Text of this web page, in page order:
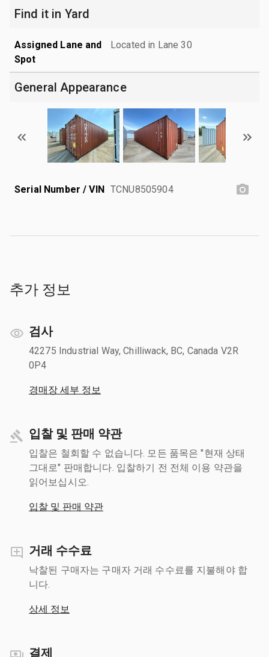
Find it in Yard
Assigned Lane and
Spot
Located in Lane 30
General Appearance
Serial Number / VIN TCNU8505904
추가 정보
검사
42275 Industrial Way, Chilliwack, BC, Canada V2R
0P4
경매장 세부 정보
입찰 및 판매 약관
입찰은 철회할 수 없습니다. 모든 품목은 "현재 상태
그대로" 판매합니다. 입찰하기 전 전체 이용 약관을
읽어보십시오.
입찰 및 판매 약관
거래 수수료
낙찰된 구매자는 구매자 거래 수수료를 지불해야 합
니다.
상세 정보
결제